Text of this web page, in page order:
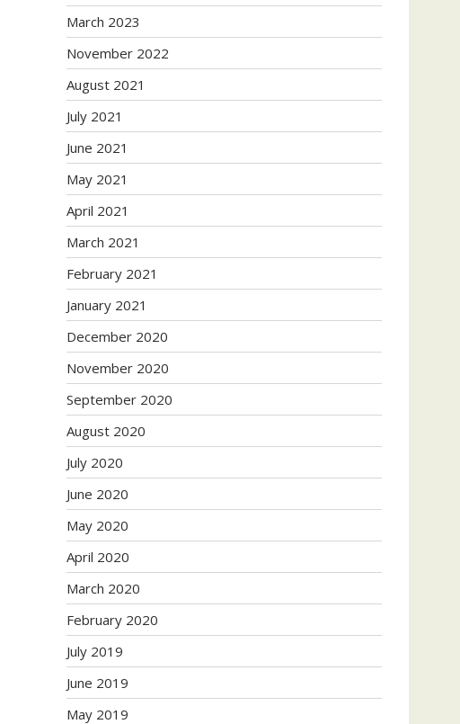
March 2023
November 2022
August 2021
July 2021
June 2021
May 2021
April 2021
March 2021
February 2021
January 2021
December 2020
November 2020
September 2020
August 2020
July 2020
June 2020
May 2020
April 2020
March 2020
February 2020
July 2019
June 2019
May 2019